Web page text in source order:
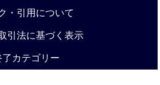
・引用について
引法に基づく表示
了カテゴリー